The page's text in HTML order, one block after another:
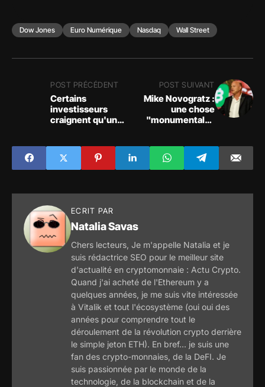
Dow Jones Euro Numérique Nasdaq Wall Street
POST PRÉCÉDENT
Certains
investisseurs
craignent qu'un
imminent, est-ce
vraiment le bon
moment pour
crypto-monnaies ?
POST SUIVANT
Mike Novogratz :
une chose
"monumentale"
cycle actuel
ECRIT PAR
Natalia Savas
Chers lecteurs, Je m'appelle Natalia et je
suis rédactrice SEO pour le meilleur site
d'actualité en cryptomonnaie : Actu Crypto.
Quand j'ai acheté de l'Ethereum y a
quelques années, je me suis vite intéressée
à Vitalik et tout l'écosystème (oui oui des
années pour comprendre tout le
déroulement de la révolution crypto derrière
le simple jeton ETH). En bref... je suis une
fan des crypto-monnaies, de la DeFI. Je
suis passionnée par le monde de la
technologie, de la blockchain et de la